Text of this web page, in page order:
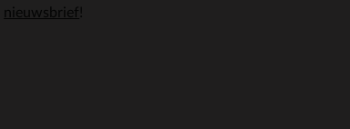
nieuwsbrief!